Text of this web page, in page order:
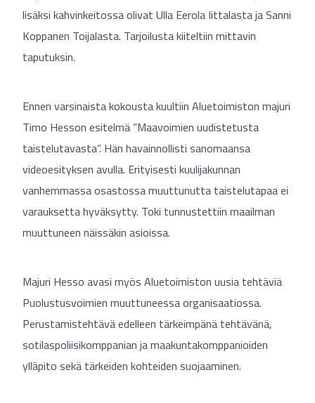
lisäksi kahvinkeitossa olivat Ulla Eerola Iittalasta ja Sanni
Koppanen Toijalasta. Tarjoilusta kiiteltiin mittavin
taputuksin.
Ennen varsinaista kokousta kuultiin Aluetoimiston majuri
Timo Hesson esitelmä ”Maavoimien uudistetusta
taistelutavasta”. Hän havainnollisti sanomaansa
videoesityksen avulla. Erityisesti kuulijakunnan
vanhemmassa osastossa muuttunutta taistelutapaa ei
varauksetta hyväksytty. Toki tunnustettiin maailman
muuttuneen näissäkin asioissa.
Majuri Hesso avasi myös Aluetoimiston uusia tehtäviä
Puolustusvoimien muuttuneessa organisaatiossa.
Perustamistehtävä edelleen tärkeimpänä tehtävänä,
sotilaspoliisikomppanian ja maakuntakomppanioiden
ylläpito sekä tärkeiden kohteiden suojaaminen.